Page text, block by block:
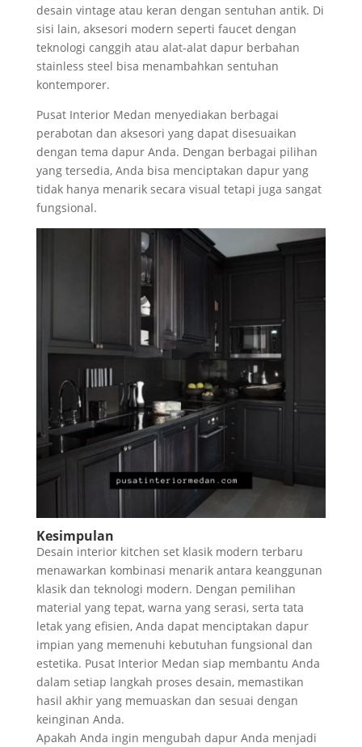
desain vintage atau keran dengan sentuhan antik. Di
sisi lain, aksesori modern seperti faucet dengan
teknologi canggih atau alat-alat dapur berbahan
stainless steel bisa menambahkan sentuhan
kontemporer.
Pusat Interior Medan menyediakan berbagai
perabotan dan aksesori yang dapat disesuaikan
dengan tema dapur Anda. Dengan berbagai pilihan
yang tersedia, Anda bisa menciptakan dapur yang
tidak hanya menarik secara visual tetapi juga sangat
fungsional.
Kesimpulan
Desain interior kitchen set klasik modern terbaru
menawarkan kombinasi menarik antara keanggunan
klasik dan teknologi modern. Dengan pemilihan
material yang tepat, warna yang serasi, serta tata
letak yang efisien, Anda dapat menciptakan dapur
impian yang memenuhi kebutuhan fungsional dan
estetika. Pusat Interior Medan siap membantu Anda
dalam setiap langkah proses desain, memastikan
hasil akhir yang memuaskan dan sesuai dengan
keinginan Anda.
Apakah Anda ingin mengubah dapur Anda menjadi